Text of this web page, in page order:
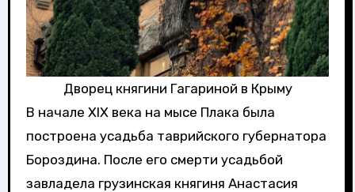
Дворец княгини Гагариной в Крыму
В начале XIX века на мысе Плака была
построена усадьба таврийского губернатора
Бороздина. После его смерти усадьбой
завладела грузинская княгиня Анастасия